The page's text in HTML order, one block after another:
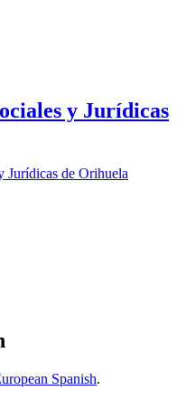
y Jurídicas
Jurídicas de Orihuela
Spanish.